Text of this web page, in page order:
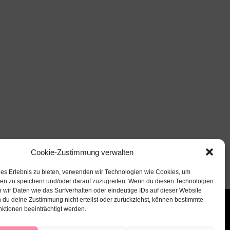
Cookie-Zustimmung verwalten
Erlebnis zu bieten, verwenden wir Technologien wie Cookies, um
zu speichern und/oder darauf zuzugreifen. Wenn du diesen Technologien
wir Daten wie das Surfverhalten oder eindeutige IDs auf dieser Website
du deine Zustimmung nicht erteilst oder zurückziehst, können bestimmte
beeinträchtigt werden.